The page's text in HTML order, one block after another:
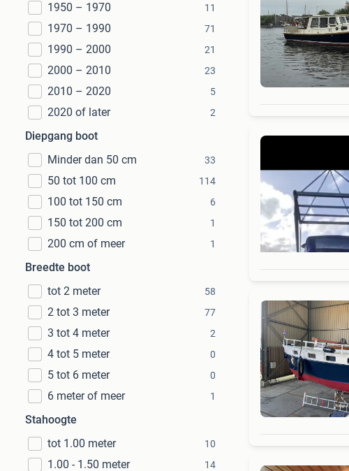
1950 – 1970 11
1970 – 1990 71
1990 – 2000 21
2000 – 2010 23
2010 – 2020 5
2020 of later 2
Diepgang boot
Minder dan 50 cm
33
50 tot 100 cm 114
100 tot 150 cm 6
150 tot 200 cm 1
200 cm of meer 1
Breedte boot
tot 2 meter
58
2 tot 3 meter 77
3 tot 4 meter 2
4 tot 5 meter 0
5 tot 6 meter 0
6 meter of meer 1
Stahoogte
tot 1.00 meter
10
1.00 - 1.50 meter 14